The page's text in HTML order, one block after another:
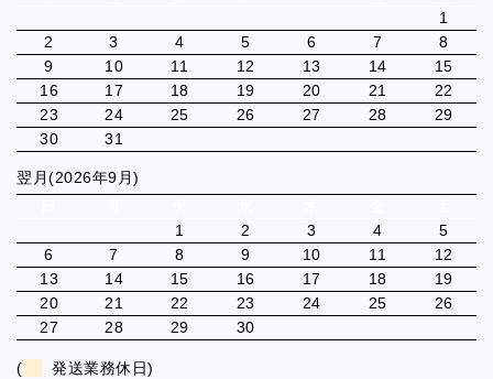
1
2
3 4 5 6 7
8
9
10 11 12 13 14
15
16
17 18 19 20 21
22
23
24 25 26 27 28
29
30
31
翌月(2026年9月)
1
2 3 4
5
6
7 8 9 10 11
12
13
14 15 16 17 18
19
20
21 22 23 24 25
26
27
28 29 30
( 発送業務休日)